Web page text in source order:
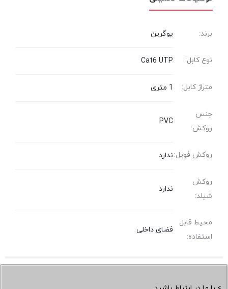
برند: یوگرین
نوع کابل: Cat6 UTP
متراژ کابل: 1 متری
جنس
روکش:
PVC
روکش فویل: ندارد
روکش
شیلد:
ندارد
محیط قابل
استفاده:
فضای داخلی